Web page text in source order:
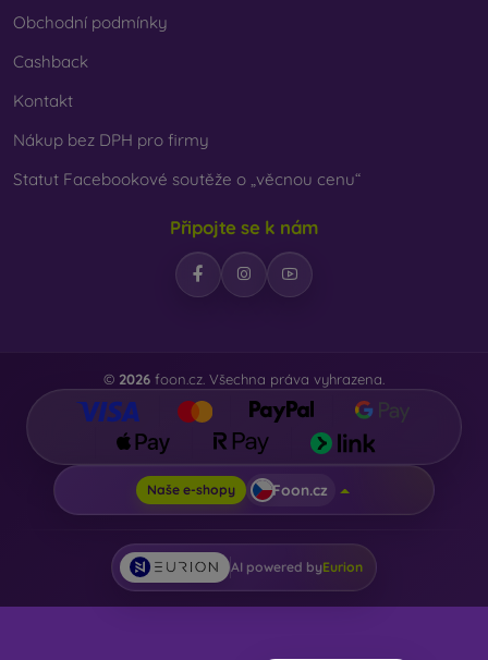
Obchodní podmínky
Cashback
Kontakt
Nákup bez DPH pro firmy
Statut Facebookové soutěže o „věcnou cenu“
Připojte se k nám
© 2026 foon.cz. Všechna práva vyhrazena.
Naše e-shopy Foon.cz
AI powered byEurion